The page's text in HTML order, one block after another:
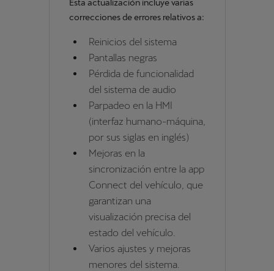
Esta actualización incluye varias
correcciones de errores relativos a:
Reinicios del sistema
Pantallas negras
Pérdida de funcionalidad
del sistema de audio
Parpadeo en la HMI
(interfaz humano-máquina,
por sus siglas en inglés)
Mejoras en la
sincronización entre la app
Connect del vehículo, que
garantizan una
visualización precisa del
estado del vehículo.
Varios ajustes y mejoras
menores del sistema.